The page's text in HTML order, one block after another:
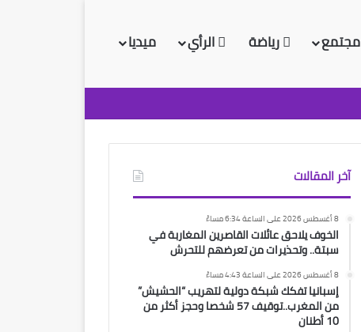
مجتمع رياضة الرأي ميديا
آخر المقالات
8 أغسطس 2026 على الساعة 6:34 مساءً
الخوف يلاحق عائلات القاصرين المغاربة في
سبتة.. وتحذيرات من تعرضهم للتحرش
8 أغسطس 2026 على الساعة 4:43 مساءً
إسبانيا تفكك شبكة دولية لتهريب “الحشيش”
من المغرب..توقيف 57 شخصا وحجز أكثر من
10 أطنان